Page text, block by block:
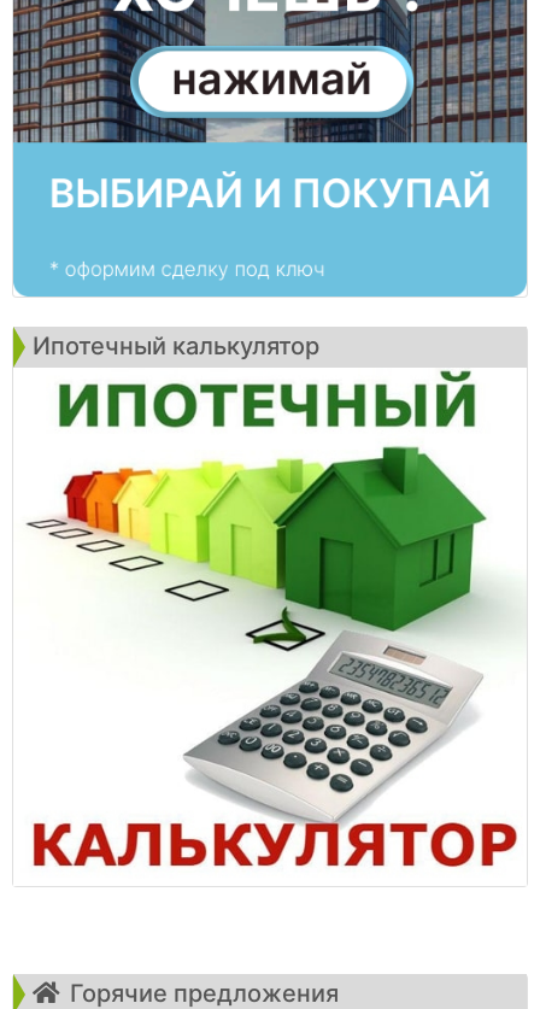
Ипотечный калькулятор
Горячие предложения